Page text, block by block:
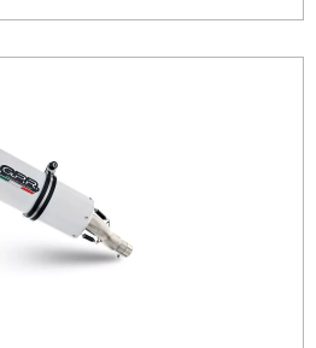
Sie als Kunde profitieren.
Produkte sind Plug and Play.
Decat pipeZulassung: